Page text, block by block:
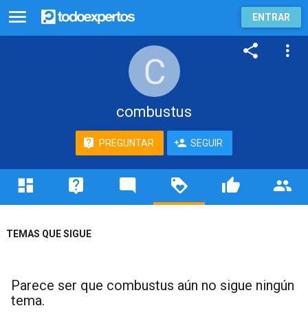
ENTRAR
combustus
PREGUNTAR SEGUIR
TEMAS QUE SIGUE
Parece ser que combustus aún no sigue ningún
tema.